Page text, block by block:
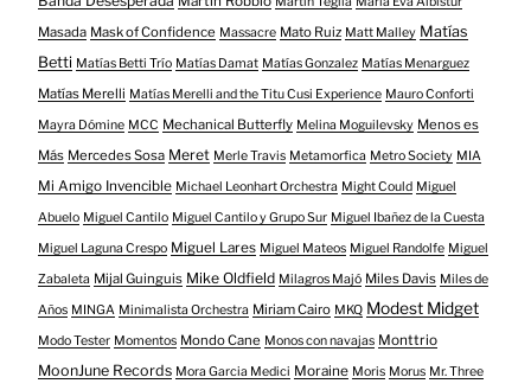
Masada Mask of Confidence Massacre Mato Ruiz Matt Malley Matías
Betti Matías Betti Trío Matías Damat Matías Gonzalez Matías Menarguez
Matías Merelli Matías Merelli and the Titu Cusi Experience Mauro Conforti
Mayra Dómine MCC Mechanical Butterfly Melina Moguilevsky Menos es
Más Mercedes Sosa Meret Merle Travis Metamorfica Metro Society MIA
Mi Amigo Invencible Michael Leonhart Orchestra Might Could Miguel
Abuelo Miguel Cantilo Miguel Cantilo y Grupo Sur Miguel Ibañez de la Cuesta
Miguel Laguna Crespo Miguel Lares Miguel Mateos Miguel Randolfe Miguel
Zabaleta Mijal Guinguis Mike Oldfield Milagros Majó Miles Davis Miles de
Años MINGA Minimalista Orchestra Miriam Cairo MKQ Modest Midget
Modo Tester Momentos Mondo Cane Monos con navajas Monttrio
MoonJune Records Mora Garcia Medici Moraine Moris Morus Mr. Three